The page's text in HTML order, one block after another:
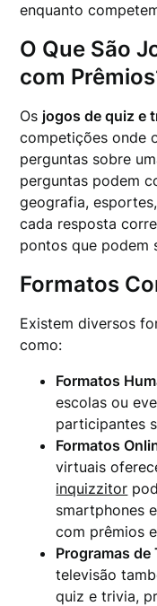
enquanto
O Que São
com
Os jogos de quiz e
competições onde
perguntas sobre
perguntas podem
geografia,
cada resposta
pontos que podem
Formatos
Existem diversos
como:
Formatos
escolas ou
participantes
Formatos
virtuais
inquizzitor
smartphones
com prêmios
Programas de
televisão
quiz e trivia,